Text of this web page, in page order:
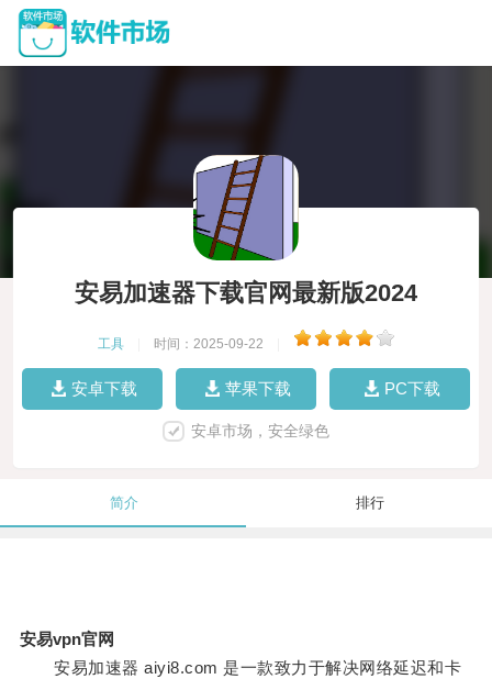
安易加速器下载官网最新版2024
工具 时间：2025-09-22
安卓下载 苹果下载 PC下载
安卓市场，安全绿色
简介 排行
安易vpn官网
安易加速器 aiyi8.com 是一款致力于解决网络延迟和卡